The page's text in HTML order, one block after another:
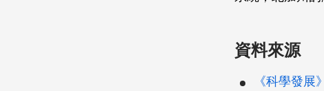
資料來源
《科學發